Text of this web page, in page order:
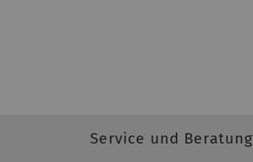
Service und Beratung